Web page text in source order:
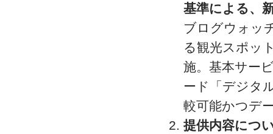
基準による、
ブログウォッ
る観光スポッ
施。基本サー
ード「デジタ
較可能かつデ
提供内容につ